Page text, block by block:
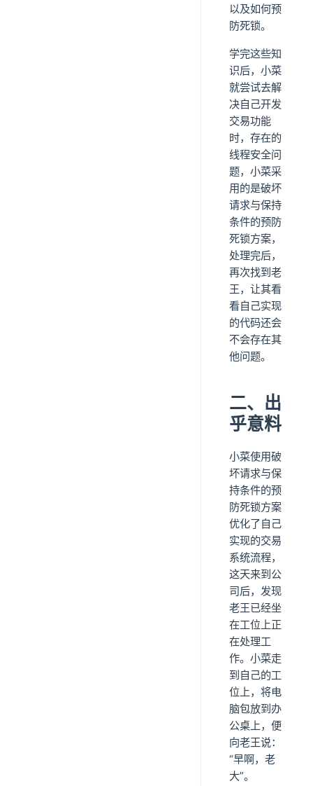
以及如何预
防死锁。
学完这些知
识后，小菜
就尝试去解
决自己开发
交易功能
时，存在的
线程安全问
题，小菜采
用的是破坏
请求与保持
条件的预防
死锁方案，
处理完后，
再次找到老
王，让其看
看自己实现
的代码还会
不会存在其
他问题。
二、出
乎意料
小菜使用破
坏请求与保
持条件的预
防死锁方案
优化了自己
实现的交易
系统流程，
这天来到公
司后，发现
老王已经坐
在工位上正
在处理工
作。小菜走
到自己的工
位上，将电
脑包放到办
公桌上，便
向老王说：
“早啊，老
大”。